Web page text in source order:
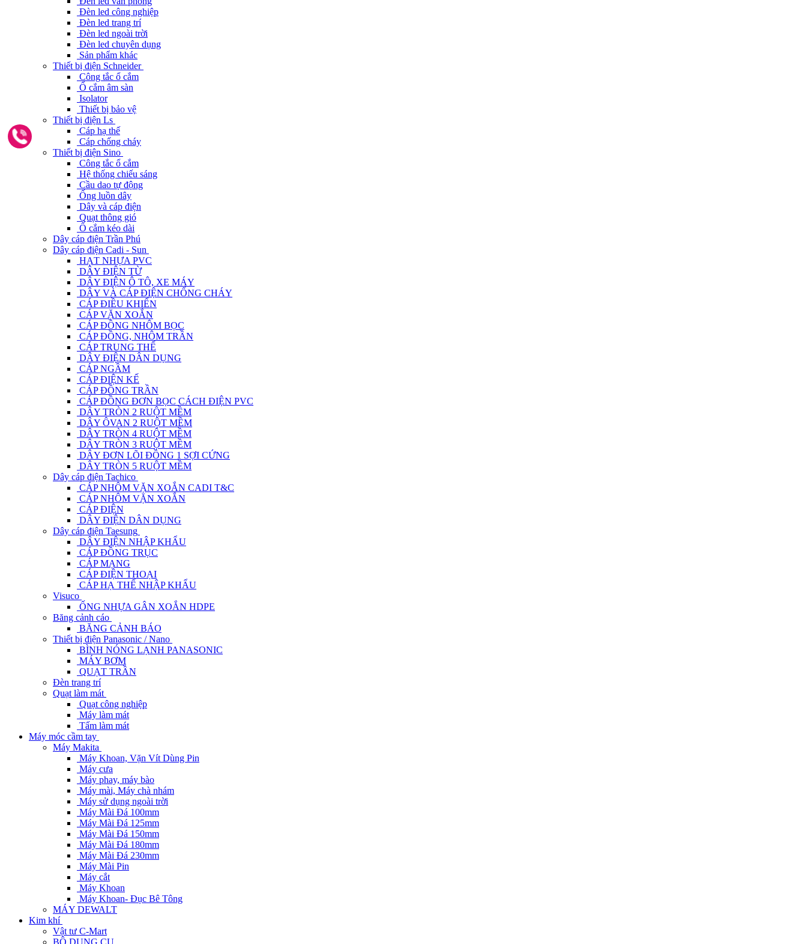
Đèn led công nghiệp
Đèn led trang trí
Đèn led ngoài trời
Đèn led chuyên dụng
Sản phẩm khác
Thiết bị điện Schneider
Công tắc ổ cắm
Ổ cắm âm sàn
Isolator
Thiết bị bảo vệ
Thiết bị điện Ls
Cáp hạ thế
Cáp chống cháy
Thiết bị điện Sino
Công tắc ổ cắm
Hệ thống chiếu sáng
Cầu dao tự động
Ống luồn dây
Dây và cáp điện
Quạt thông gió
Ổ cắm kéo dài
Dây cáp điện Trần Phú
Dây cáp điện Cadi - Sun
HẠT NHỰA PVC
DÂY ĐIỆN TỪ
DÂY ĐIỆN Ô TÔ, XE MÁY
DÂY VÀ CÁP ĐIỆN CHỐNG CHÁY
CÁP ĐIỀU KHIỂN
CÁP VẶN XOẮN
CÁP ĐỒNG NHÔM BỌC
CÁP ĐỒNG, NHÔM TRẦN
CÁP TRUNG THẾ
DÂY ĐIỆN DÂN DỤNG
CÁP NGẦM
CÁP ĐIỆN KẾ
CÁP ĐỒNG TRẦN
CÁP ĐỒNG ĐƠN BỌC CÁCH ĐIỆN PVC
DÂY TRÒN 2 RUỘT MỀM
DÂY ÔVAN 2 RUỘT MỀM
DÂY TRÒN 4 RUỘT MỀM
DÂY TRÒN 3 RUỘT MỀM
DÂY ĐƠN LÕI ĐỒNG 1 SỢI CỨNG
DÂY TRÒN 5 RUỘT MỀM
Dây cáp điện Tachico
CÁP NHÔM VẶN XOẮN CADI T&C
CÁP NHÔM VẶN XOẮN
CÁP ĐIỆN
DÂY ĐIỆN DÂN DỤNG
Dây cáp điện Taesung
DÂY ĐIỆN NHẬP KHẨU
CÁP ĐỒNG TRỤC
CÁP MẠNG
CÁP ĐIỆN THOẠI
CÁP HẠ THẾ NHẬP KHẨU
Visuco
ỐNG NHỰA GÂN XOẮN HDPE
Băng cảnh cáo
BĂNG CẢNH BÁO
Thiết bị điện Panasonic / Nano
BÌNH NÓNG LẠNH PANASONIC
MÁY BƠM
QUẠT TRẦN
Đèn trang trí
Quạt làm mát
Quạt công nghiệp
Máy làm mát
Tấm làm mát
Máy móc cầm tay
Máy Makita
Máy Khoan, Vặn Vít Dùng Pin
Máy cưa
Máy phay, máy bào
Máy mài, Máy chà nhám
Máy sử dụng ngoài trời
Máy Mài Đá 100mm
Máy Mài Đá 125mm
Máy Mài Đá 150mm
Máy Mài Đá 180mm
Máy Mài Đá 230mm
Máy Mài Pin
Máy cắt
Máy Khoan
Máy Khoan- Đục Bê Tông
MÁY DEWALT
Kim khí
Vật tư C-Mart
BỘ DỤNG CỤ
Gọi ngay 0962291187